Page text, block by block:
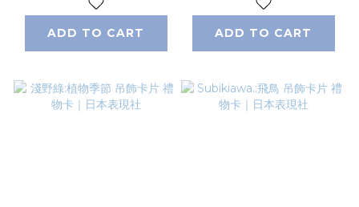
ADD TO CART ADD TO CART